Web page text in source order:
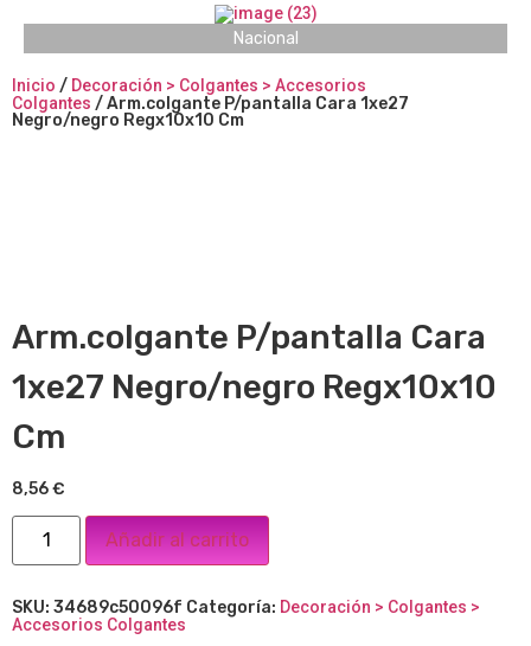
Nacional
Inicio / Decoración > Colgantes > Accesorios
Colgantes / Arm.colgante P/pantalla Cara 1xe27
Negro/negro Regx10x10 Cm
Arm.colgante P/pantalla Cara
1xe27 Negro/negro Regx10x10
Cm
8,56€
Añadir al carrito
SKU: 34689c50096f Categoría: Decoración > Colgantes >
Accesorios Colgantes